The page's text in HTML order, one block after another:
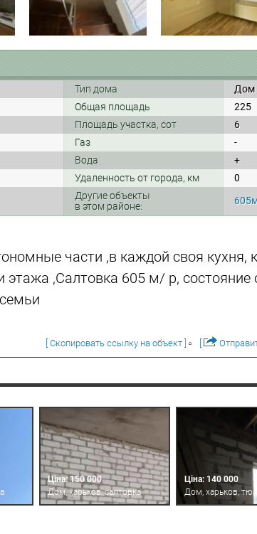
Тип дома
Дом
Общая площадь
225
Площадь участка, сот
6
Газ
-
Вода
+
Удаленность от города, км
0
Другие объекты
в этом районе:
части ,в каждой своя кухня,
,Салтовка 605 м/ р, состояние
[ Скопировать ссылку на объект ]
Ціна: 150 000
Дом, харьков, салтовка
Ціна: 140 000
Дом, харьков,